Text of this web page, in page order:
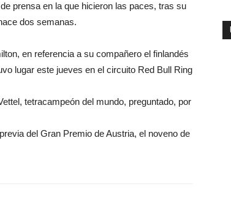
prensa en la que hicieron las paces, tras su
dos semanas.
en referencia a su compañero el finlandés
lugar este jueves en el circuito Red Bull Ring
tetracampeón del mundo, preguntado, por
del Gran Premio de Austria, el noveno de